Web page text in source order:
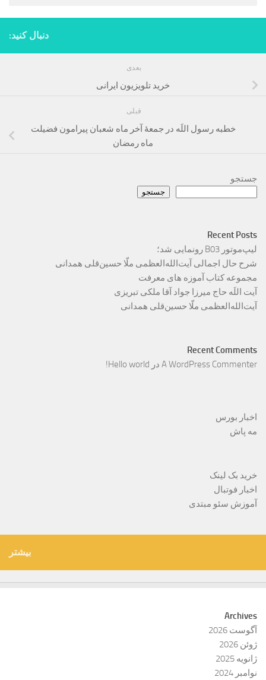
دنبال کنید:
بعدی
خرید تلویزیون ایرانی
قبلی
خطبه رسول‌ اللَه‌ در جمعۀ آخر ماه‌ شعبان پيرامون فضيلت
ماه رمضان‌
جستجو
جستجو
Recent Posts
لیپ‌موتور B03 رونمایی شد؛
شرح حال اجمالی آیت‌الله‌العظمی ملّا حسین‌قلی همدانی
مجموعه کتاب آموزه های معرفت
آیت اللَه حاج میرزا جواد آقا ملکی تبریزی
آیت‌الله‌العظمی ملّا حسین‌قلی همدانی
Recent Comments
A WordPress Commenter در Hello world!
اخبار بورس
مه پاش
خرید بک لینک
اخبار فوتبال
آموزش سئو مبتدی
بیشتر
Archives
آگوست 2026
ژوئن 2026
ژانویه 2025
نوامبر 2024